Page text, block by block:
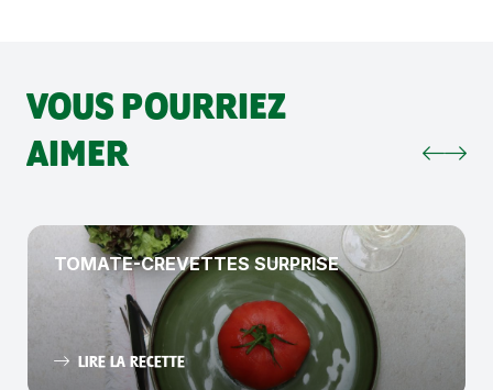
VOUS POURRIEZ
AIMER
TOMATE-CREVETTES SURPRISE
LIRE LA RECETTE